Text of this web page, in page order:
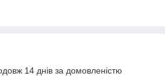
14 днів за домовленістю